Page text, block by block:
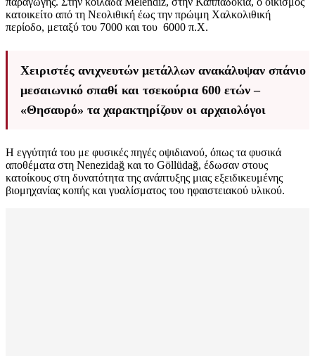
κατοικείτο από τη Νεολιθική έως την πρώιμη Χαλκολιθική
περίοδο, μεταξύ του 7000 και του 6000 π.Χ.
Χειριστές ανιχνευτών μετάλλων ανακάλυψαν σπάνιο
μεσαιωνικό σπαθί και τσεκούρια 600 ετών –
«Θησαυρό» τα χαρακτηρίζουν οι αρχαιολόγοι
Η εγγύτητά του με φυσικές πηγές οψιδιανού, όπως τα φυσικά
αποθέματα στη Nenezidağ και το Göllüdağ, έδωσαν στους
κατοίκους στη δυνατότητα της ανάπτυξης μιας εξειδικευμένης
βιομηχανίας κοπής και γυαλίσματος του ηφαιστειακού υλικού.